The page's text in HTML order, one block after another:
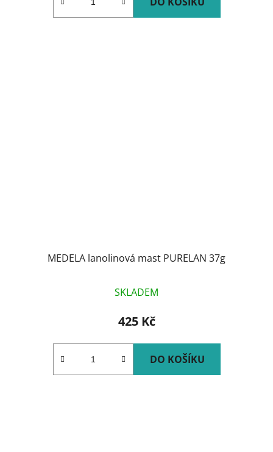
MEDELA lanolinová mast PURELAN 37g
SKLADEM
425 Kč
DO KOŠÍKU